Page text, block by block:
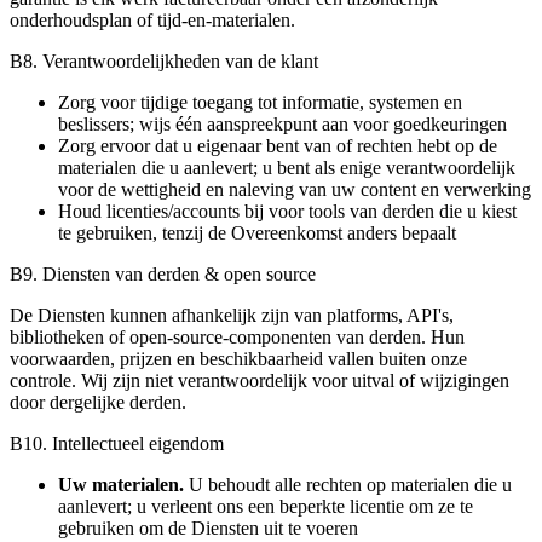
onderhoudsplan of tijd-en-materialen.
B8. Verantwoordelijkheden van de klant
Zorg voor tijdige toegang tot informatie, systemen en
beslissers; wijs één aanspreekpunt aan voor goedkeuringen
Zorg ervoor dat u eigenaar bent van of rechten hebt op de
materialen die u aanlevert; u bent als enige verantwoordelijk
voor de wettigheid en naleving van uw content en verwerking
Houd licenties/accounts bij voor tools van derden die u kiest
te gebruiken, tenzij de Overeenkomst anders bepaalt
B9. Diensten van derden & open source
De Diensten kunnen afhankelijk zijn van platforms, API's,
bibliotheken of open-source-componenten van derden. Hun
voorwaarden, prijzen en beschikbaarheid vallen buiten onze
controle. Wij zijn niet verantwoordelijk voor uitval of wijzigingen
door dergelijke derden.
B10. Intellectueel eigendom
Uw materialen. U behoudt alle rechten op materialen die u
aanlevert; u verleent ons een beperkte licentie om ze te
gebruiken om de Diensten uit te voeren